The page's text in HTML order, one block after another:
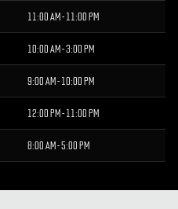
11:00 AM - 11:00 PM
10:00 AM - 3:00 PM
9:00 AM - 10:00 PM
12:00 PM - 11:00 PM
8:00 AM - 5:00 PM